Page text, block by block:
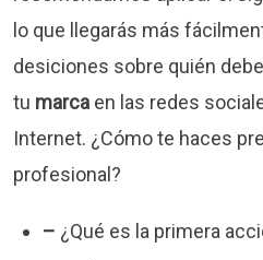
lo que llegarás más
desiciones sobre quién
tu marca en las redes
Internet. ¿Cómo te haces
profesional?
– ¿Qué es la primera